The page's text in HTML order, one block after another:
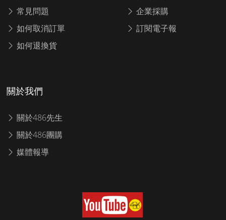
常見問題
如何取消訂單
如何退換貨
企業採購
訂閱電子報
關於我們
關於486先生
關於486團購
媒體報導